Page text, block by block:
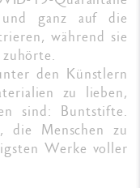
ganz auf die
während sie
den Künstlern
zu lieben,
sind: Buntstifte.
Menschen zu
Werke voller